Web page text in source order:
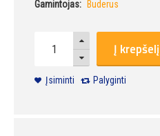
Gamintojas:
Buderus
Į krepšelį
Įsiminti Palyginti